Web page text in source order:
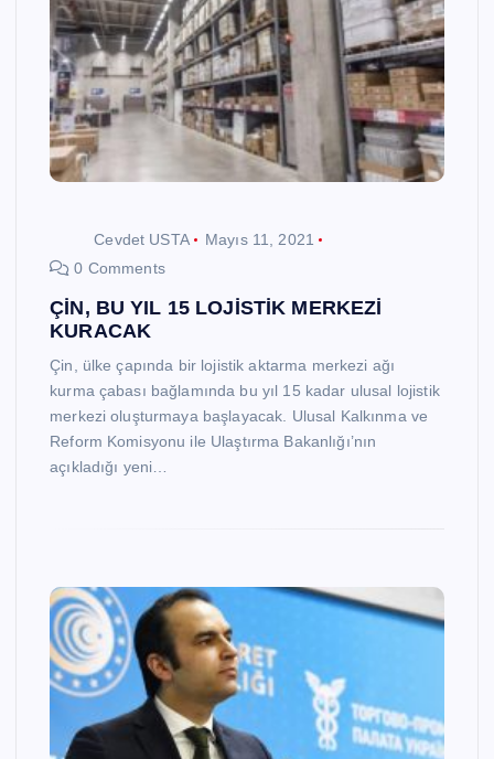
Cevdet USTA
Mayıs 11, 2021
0 Comments
ÇİN, BU YIL 15 LOJİSTİK MERKEZİ
KURACAK
Çin, ülke çapında bir lojistik aktarma merkezi ağı
kurma çabası bağlamında bu yıl 15 kadar ulusal lojistik
merkezi oluşturmaya başlayacak. Ulusal Kalkınma ve
Reform Komisyonu ile Ulaştırma Bakanlığı’nın
açıkladığı yeni…